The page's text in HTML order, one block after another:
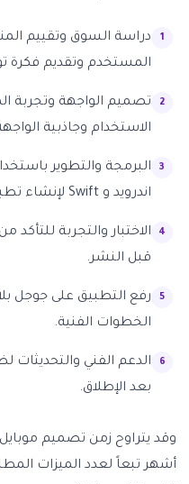
دراسة السوق وتقييم
المستخدم وتقديم فكرة
الاستخدام وجاذبية
البرمجة والتطوير
اندرويد و Swift لإنشاء تطبيق iOS.
الاختبار والتجربة
قبل النشر.
رفع التطبيق على جوجل
الخطوات الفنية.
الدعم الفني والتحديثات
بعد الإطلاق.
أشهر تبعاً لعدد الميزات